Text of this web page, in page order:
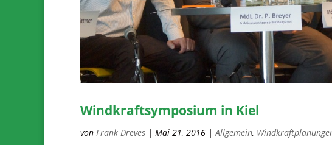
Windkraftsymposium in Kiel
von Frank Dreves | Mai 21, 2016 | Allgemein,